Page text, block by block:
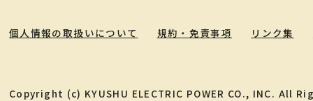
個人情報の取扱いについて 規約・免責事項 リンク集
Copyright (c) KYUSHU ELECTRIC POWER CO., INC. All